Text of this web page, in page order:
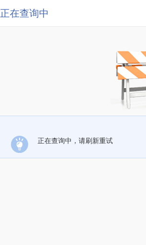
正在查询中
正在查询中，请刷新重试